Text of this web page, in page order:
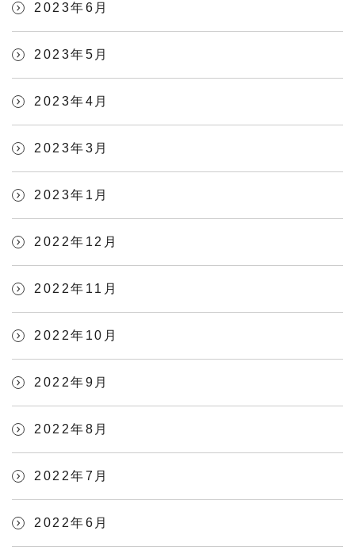
2023年6月
2023年5月
2023年4月
2023年3月
2023年1月
2022年12月
2022年11月
2022年10月
2022年9月
2022年8月
2022年7月
2022年6月